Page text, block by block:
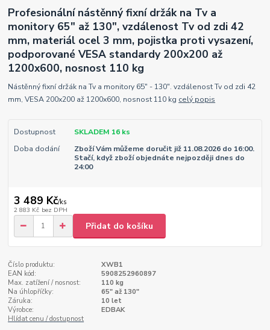
Profesionální nástěnný fixní držák na Tv a
monitory 65" až 130", vzdálenost Tv od zdi 42
mm, materiál ocel 3 mm, pojistka proti vysazení,
podporované VESA standardy 200x200 až
1200x600, nosnost 110 kg
Nástěnný fixní držák na Tv a monitory 65" - 130". vzdálenost Tv od zdi 42
mm, VESA 200x200 až 1200x600, nosnost 110 kg celý popis
Dostupnost
SKLADEM 16 ks
Doba dodání
Zboží Vám můžeme doručit již 11.08.2026 do 16:00.
Stačí, když zboží objednáte nejpozději dnes do
24:00
3 489 Kč/ks
2 883 Kč bez DPH
Přidat do košíku
Číslo produktu:
XWB1
EAN kód:
5908252960897
Max. zatížení / nosnost:
110 kg
Na úhlopříčky:
65" až 130"
Záruka:
10 let
Výrobce:
EDBAK
Hlídat cenu / dostupnost